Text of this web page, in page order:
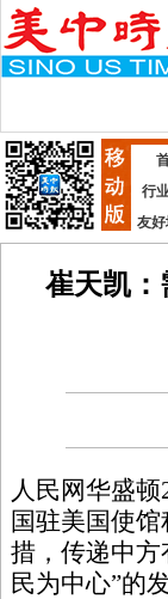
行
友
崔天凯：
人民网华盛
国驻美国使
措，传递中
民为中心”的